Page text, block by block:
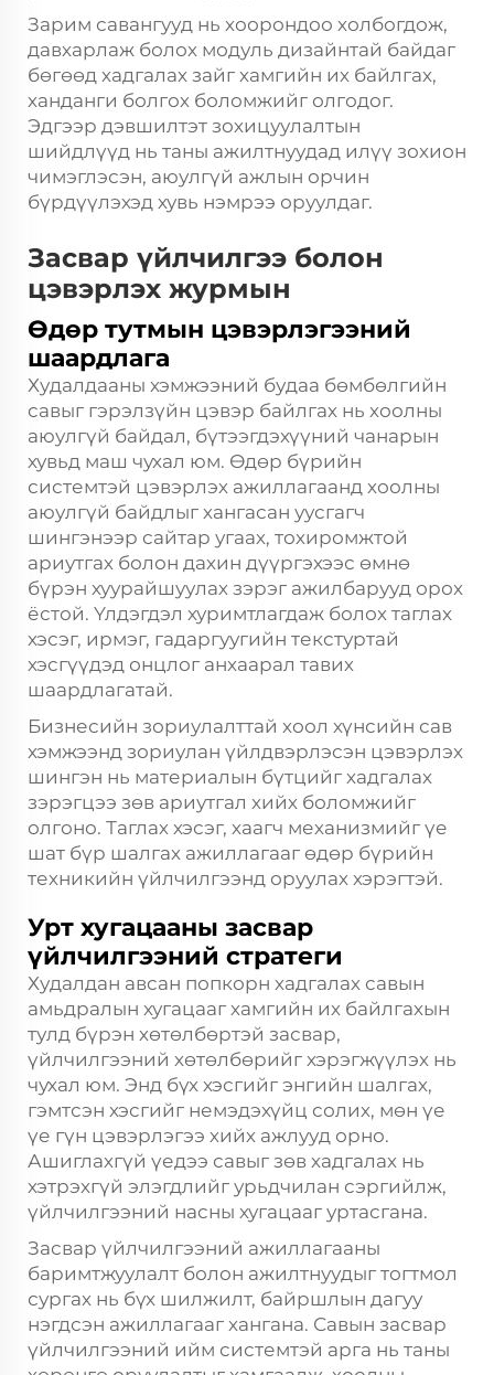
Зарим савангууд нь хоорондоо холбогдож,
давхарлаж болох модуль дизайнтай байдаг
бөгөөд хадгалах зайг хамгийн их байлгах,
ханданги болгох боломжийг олгодог.
Эдгээр дэвшилтэт зохицуулалтын
шийдлүүд нь таны ажилтнуудад илүү зохион
чимэглэсэн, аюулгүй ажлын орчин
бүрдүүлэхэд хувь нэмрээ оруулдаг.
Засвар үйлчилгээ болон
цэвэрлэх журмын
Өдөр тутмын цэвэрлэгээний
шаардлага
Худалдааны хэмжээний будаа бөмбөлгийн
савыг гэрэлзүйн цэвэр байлгах нь хоолны
аюулгүй байдал, бүтээгдэхүүний чанарын
хувьд маш чухал юм. Өдөр бүрийн
системтэй цэвэрлэх ажиллагаанд хоолны
аюулгүй байдлыг хангасан уусгагч
шингэнээр сайтар угаах, тохиромжтой
ариутгах болон дахин дүүргэхээс өмнө
бүрэн хуурайшуулах зэрэг ажилбарууд орох
ёстой. Үлдэгдэл хуримтлагдаж болох таглах
хэсэг, ирмэг, гадаргуугийн текстуртай
хэсгүүдэд онцлог анхаарал тавих
шаардлагатай.
Бизнесийн зориулалттай хоол хүнсийн сав
хэмжээнд зориулан үйлдвэрлэсэн цэвэрлэх
шингэн нь материалын бүтцийг хадгалах
зэрэгцээ зөв ариутгал хийх боломжийг
олгоно. Таглах хэсэг, хаагч механизмийг үе
шат бүр шалгах ажиллагааг өдөр бүрийн
техникийн үйлчилгээнд оруулах хэрэгтэй.
Урт хугацааны засвар
үйлчилгээний стратеги
Худалдан авсан попкорн хадгалах савын
амьдралын хугацааг хамгийн их байлгахын
тулд бүрэн хөтөлбөртэй засвар,
үйлчилгээний хөтөлбөрийг хэрэгжүүлэх нь
чухал юм. Энд бүх хэсгийг энгийн шалгах,
гэмтсэн хэсгийг немэдэхүйц солих, мөн үе
үе гүн цэвэрлэгээ хийх ажлууд орно.
Ашиглахгүй үедээ савыг зөв хадгалах нь
хэтрэхгүй элэгдлийг урьдчилан сэргийлж,
үйлчилгээний насны хугацааг уртасгана.
Засвар үйлчилгээний ажиллагааны
баримтжуулалт болон ажилтнуудыг тогтмол
сургах нь бүх шилжилт, байршлын дагуу
нэгдсэн ажиллагааг хангана. Савын засвар
үйлчилгээний ийм системтэй арга нь таны